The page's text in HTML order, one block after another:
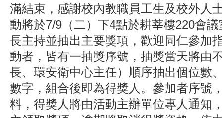
滿結束，感謝校內教職員工生及校外人
動將於7/9（二）下4點於耕莘樓220會
長主持並抽出主要獎項，歡迎同仁參加
動者，皆有一抽獎序號，抽獎當天將由
長、環安衛中心主任）順序抽出個位數
數字，組合後即為得獎人。參加者序號
料，得獎人將由活動主辦單位專人通知